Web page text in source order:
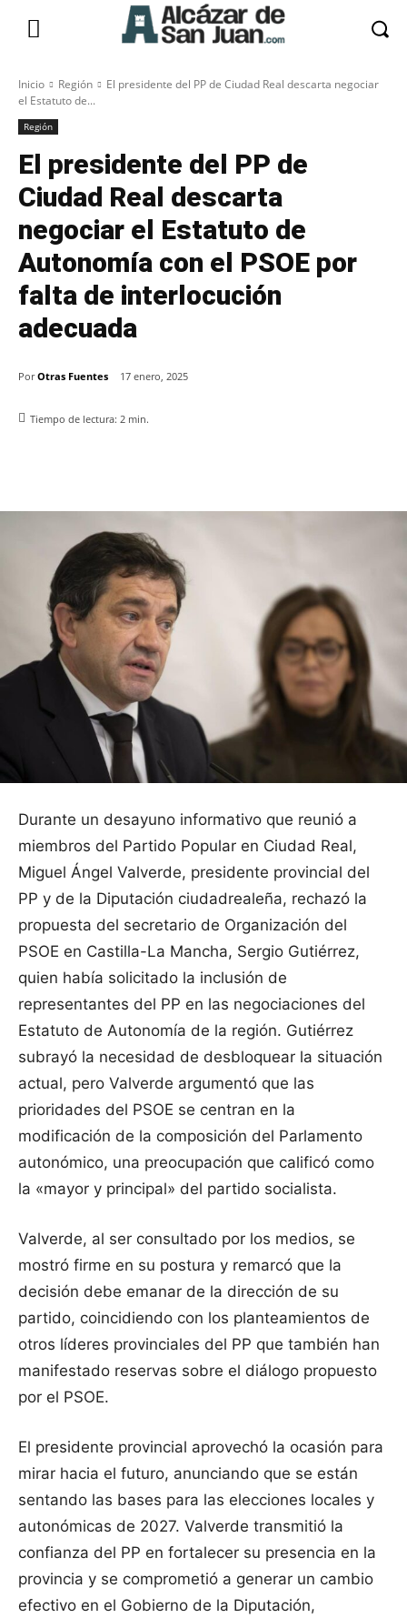
Inicio Región
El presidente del PP de Ciudad Real descarta negociar
el Estatuto de...
Región
El presidente del PP de
Ciudad Real descarta
negociar el Estatuto de
Autonomía con el PSOE por
falta de interlocución
adecuada
Por Otras Fuentes 17 enero, 2025
Tiempo de lectura: 2 min.
Durante un desayuno informativo que reunió a
miembros del Partido Popular en Ciudad Real,
Miguel Ángel Valverde, presidente provincial del
PP y de la Diputación ciudadrealeña, rechazó la
propuesta del secretario de Organización del
PSOE en Castilla-La Mancha, Sergio Gutiérrez,
quien había solicitado la inclusión de
representantes del PP en las negociaciones del
Estatuto de Autonomía de la región. Gutiérrez
subrayó la necesidad de desbloquear la situación
actual, pero Valverde argumentó que las
prioridades del PSOE se centran en la
modificación de la composición del Parlamento
autonómico, una preocupación que calificó como
la «mayor y principal» del partido socialista.
Valverde, al ser consultado por los medios, se
mostró firme en su postura y remarcó que la
decisión debe emanar de la dirección de su
partido, coincidiendo con los planteamientos de
otros líderes provinciales del PP que también han
manifestado reservas sobre el diálogo propuesto
por el PSOE.
El presidente provincial aprovechó la ocasión para
mirar hacia el futuro, anunciando que se están
sentando las bases para las elecciones locales y
autonómicas de 2027. Valverde transmitió la
confianza del PP en fortalecer su presencia en la
provincia y se comprometió a generar un cambio
efectivo en el Gobierno de la Diputación,